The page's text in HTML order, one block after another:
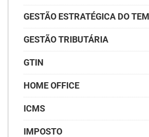
GESTÃO ESTRATÉGICA DO
GESTÃO TRIBUTÁRIA
GTIN
HOME OFFICE
ICMS
IMPOSTO